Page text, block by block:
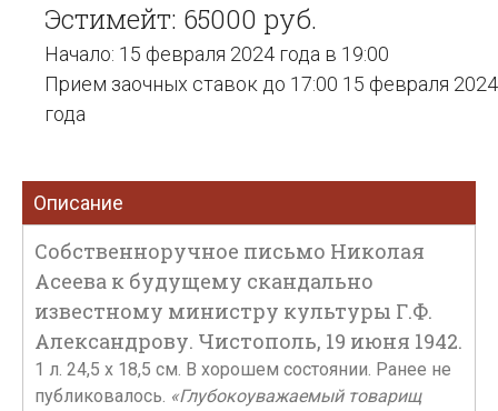
Эстимейт: 65000 руб.
Начало: 15 февраля 2024 года в 19:00
Прием заочных ставок до 17:00 15 февраля 2024
года
Описание
Собственноручное письмо Николая
Асеева к будущему скандально
известному министру культуры Г.Ф.
Александрову. Чистополь, 19 июня 1942.
1 л. 24,5 х 18,5 см. В хорошем состоянии. Ранее не
публиковалось. «Глубокоуважаемый товарищ